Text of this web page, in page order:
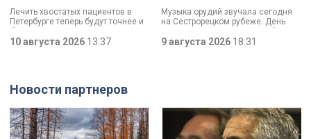
Лечить хвостатых пациентов в
Петербурге теперь будут точнее и
столице запустили уникальную
10 августа 2026 13:37
Ленинградской битвы
Музыка орудий звучала сегодня
на Сестрорецком рубеже. День
вспоминали и через
9 августа 2026 18:31
Новости партнеров